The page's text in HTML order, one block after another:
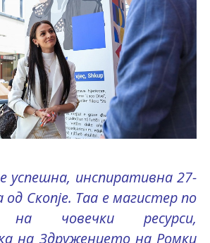
успешна, инспиративна 27-
Скопје. Таа е магистер по
на човечки ресурси,
на Здружението на Ромки